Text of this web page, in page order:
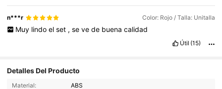
n***r Color: Rojo / Talla: Unitalla
Muy lindo el set , se ve de buena calidad
Útil (15)
Detalles Del Producto
Material: ABS
4,90 5K Seguidores